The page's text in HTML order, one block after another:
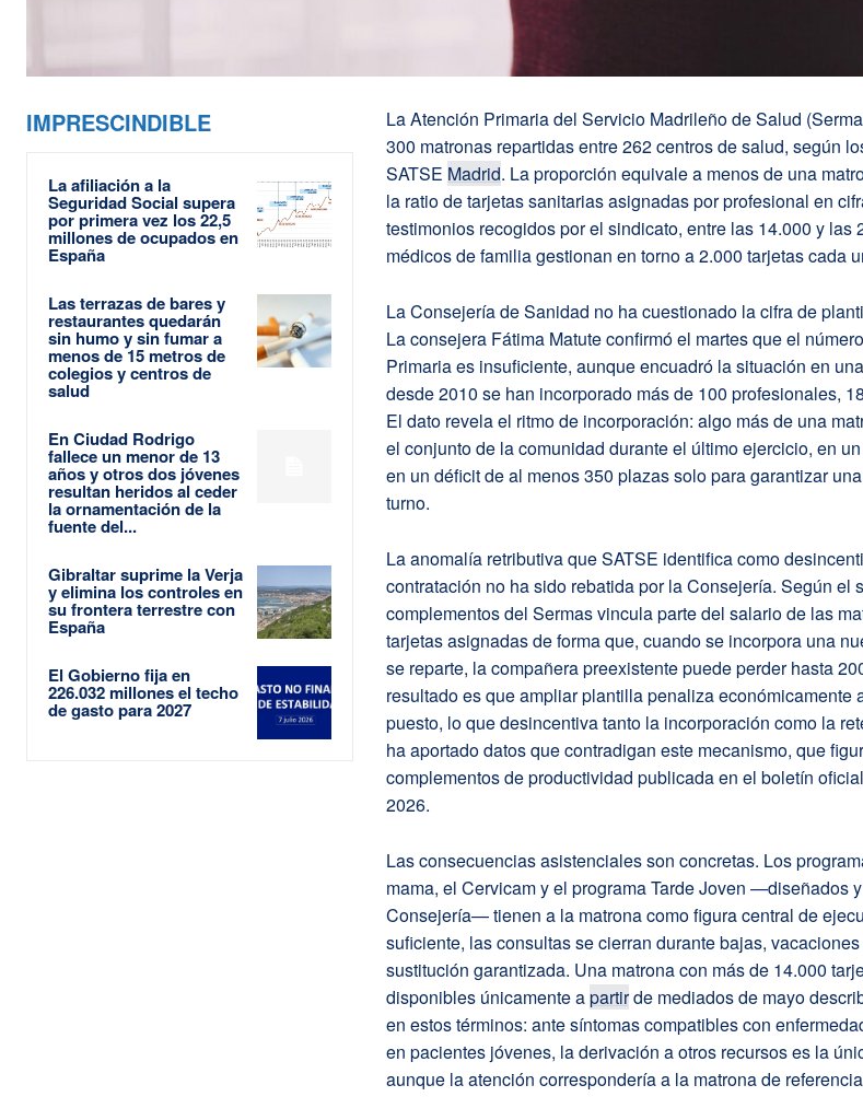
IMPRESCINDIBLE
La afiliación a la
Seguridad Social supera
por primera vez los 22,5
millones de ocupados en
España
Las terrazas de bares y
restaurantes quedarán
sin humo y sin fumar a
menos de 15 metros de
colegios y centros de
salud
En Ciudad Rodrigo
fallece un menor de 13
años y otros dos jóvenes
resultan heridos al ceder
la ornamentación de la
fuente del...
Gibraltar suprime la Verja
y elimina los controles en
su frontera terrestre con
España
El Gobierno fija en
226.032 millones el techo
de gasto para 2027
La Atención Primaria del Servicio Madrileño de Salud
300 matronas repartidas entre 262 centros de salud, según
SATSE Madrid. La proporción equivale a menos de una
la ratio de tarjetas sanitarias asignadas por profesional en
testimonios recogidos por el sindicato, entre las 14.000 y las
médicos de familia gestionan en torno a 2.000 tarjetas cada
La Consejería de Sanidad no ha cuestionado la cifra de
La consejera Fátima Matute confirmó el martes que el
Primaria es insuficiente, aunque encuadró la situación en
desde 2010 se han incorporado más de 100 profesionales,
El dato revela el ritmo de incorporación: algo más de una
el conjunto de la comunidad durante el último ejercicio, en
en un déficit de al menos 350 plazas solo para garantizar
turno.
La anomalía retributiva que SATSE identifica como
contratación no ha sido rebatida por la Consejería. Según el
complementos del Sermas vincula parte del salario de las
tarjetas asignadas de forma que, cuando se incorpora una
se reparte, la compañera preexistente puede perder hasta
resultado es que ampliar plantilla penaliza económicamente
puesto, lo que desincentiva tanto la incorporación como la
ha aportado datos que contradigan este mecanismo, que
complementos de productividad publicada en el boletín
2026.
Las consecuencias asistenciales son concretas. Los
mama, el Cervicam y el programa Tarde Joven —diseñados
Consejería— tienen a la matrona como figura central de
suficiente, las consultas se cierran durante bajas,
sustitución garantizada. Una matrona con más de 14.000
disponibles únicamente apartirde mediados de mayo
en estos términos: ante síntomas compatibles con
en pacientes jóvenes, la derivación a otros recursos es la
aunque la atención correspondería a la matrona de